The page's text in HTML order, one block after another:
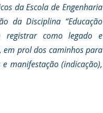
da Escola de Engenharia
da Disciplina “Educação
registrar como legado e
em prol dos caminhos para
manifestação (indicação),